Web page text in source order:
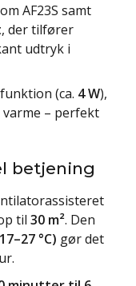
AF23S samt
, der tilfører
udtryk i
(ca. 4 W),
– perfekt
betjening
til 30 m². Den
°C) gør det